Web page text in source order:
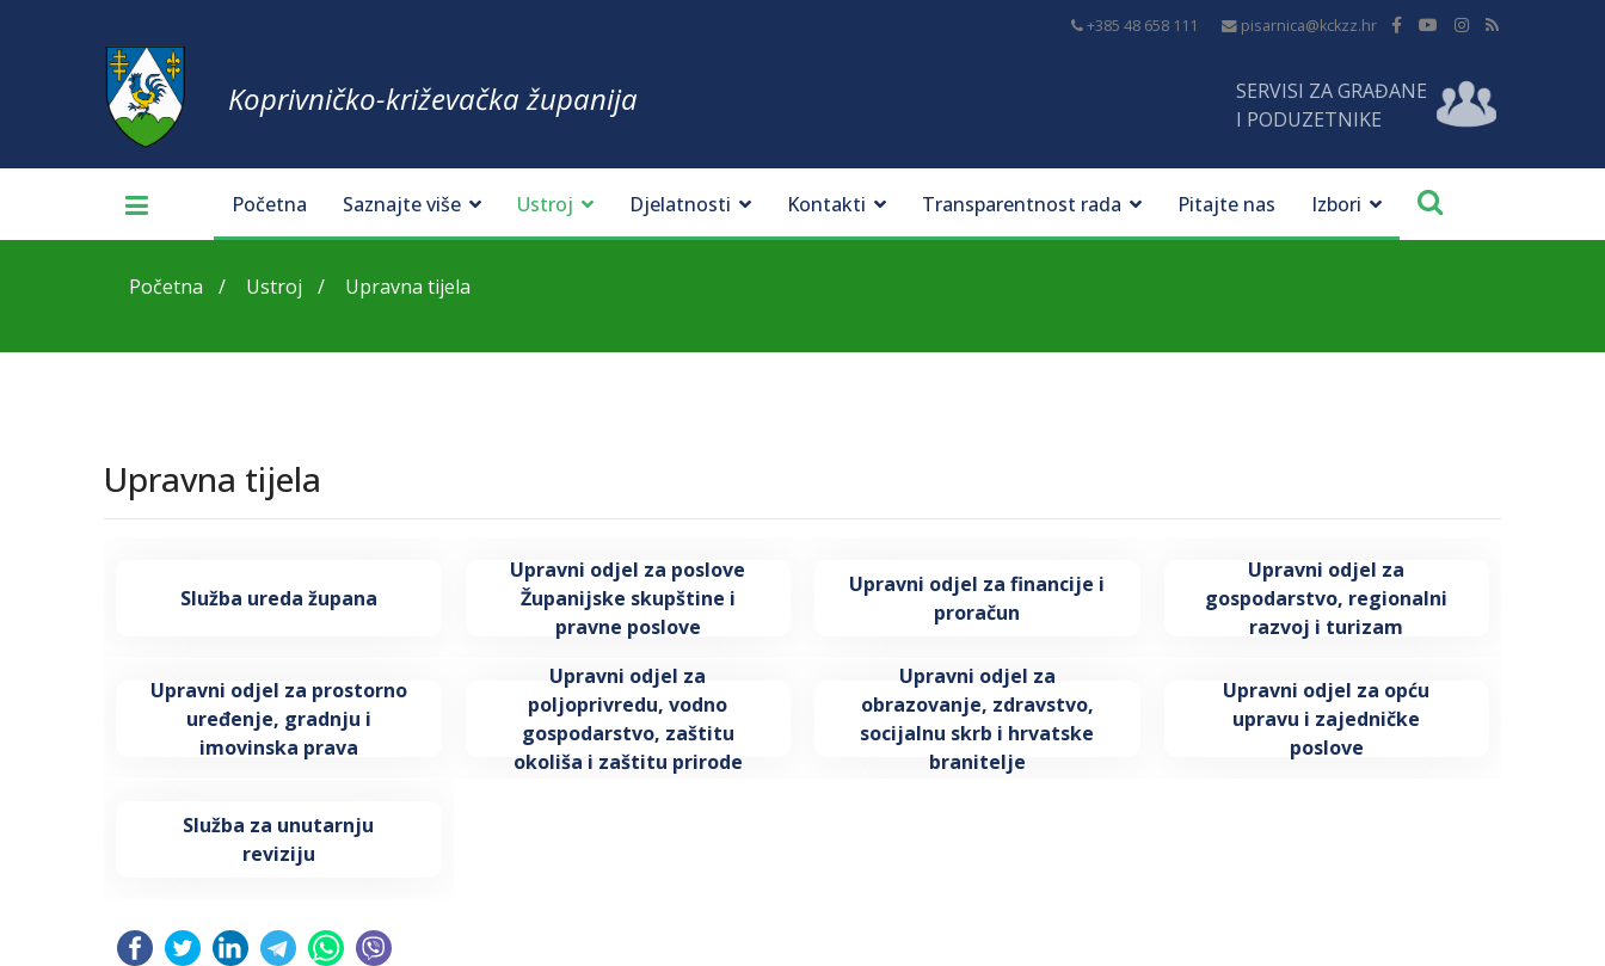
+385 48 658 111 pisarnica@kckzz.hr
Koprivničko-križevačka županija
SERVISI ZA GRAĐANE
I PODUZETNIKE
Početna Saznajte više Ustroj Djelatnosti Kontakti Transparentnost rada Pitajte nas Izbori
Početna Ustroj Upravna tijela
Upravna tijela
Služba ureda župana
Upravni odjel za poslove
Županijske skupštine i
pravne poslove
Upravni odjel za financije i
proračun
Upravni odjel za
gospodarstvo, regionalni
razvoj i turizam
Upravni odjel za prostorno
uređenje, gradnju i
imovinska prava
Upravni odjel za
poljoprivredu, vodno
gospodarstvo, zaštitu
okoliša i zaštitu prirode
Upravni odjel za
obrazovanje, zdravstvo,
socijalnu skrb i hrvatske
branitelje
Upravni odjel za opću
upravu i zajedničke
poslove
Služba za unutarnju
reviziju